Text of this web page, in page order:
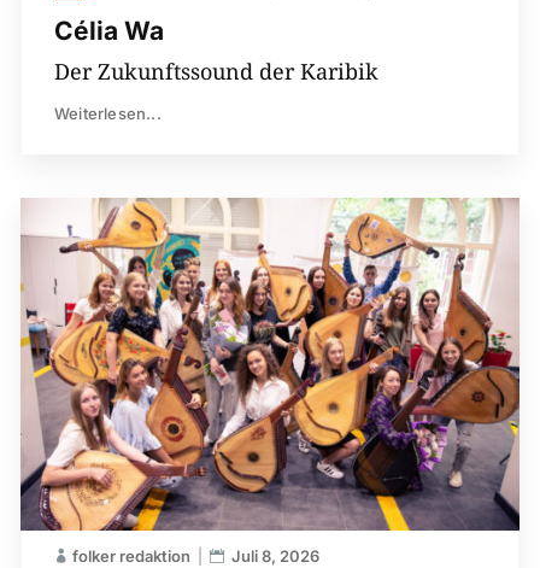
Célia Wa
Der Zukunftssound der Karibik
Weiterlesen...
folker redaktion Juli 8, 2026